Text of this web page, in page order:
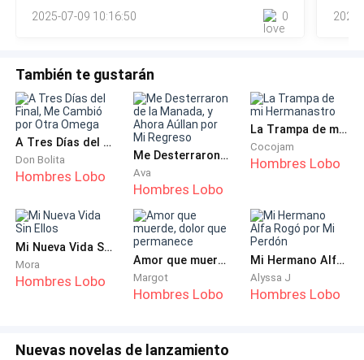
pensaba que era obra del destino. Jamás se me
ocurrió que, tal vez, Samuel... realmente nunca quiso.
Esta vez me impide postularme no porque le preocupe
mi salud, sino porque no quiere que estorbe a Liliana.
Me abrazó como tantas otras veces, sin darse cuenta
de que mi alma se hundía, rota, en el fondo de un
abismo sin luz.
—Pasado mañana es nuestro quinto aniversario. Ya
tengo tu regalo listo. Y esto también —añadió,
colocando un ramo de lirios frescos en mis brazos—.
Tus flores favoritas. ¡Feliz cumpleaños por
Me quedé mirando las flores. El aroma dulce y suave,
Mendoza, asomando su cabeza con cu
2025-07-09 10:16:50
0
También te gustarán
A Tres Días del Final, Me Cambió por Otra Omega
Don Bolita
Hombres Lobo
Me Desterraron de la Manada, y Ahora Aúllan por Mi Regreso
Ava
Hombres Lobo
La Trampa de mi Hermanastro
Cocojam
Hombres Lobo
Mi Nueva Vida Sin Ellos
Mora
Hombres Lobo
Amor que muerde, dolor que permanece
Margot
Hombres Lobo
Mi Hermano Alfa Rogó por Mi Perdón
Alyssa J
Hombres Lobo
Nuevas novelas de lanzamiento